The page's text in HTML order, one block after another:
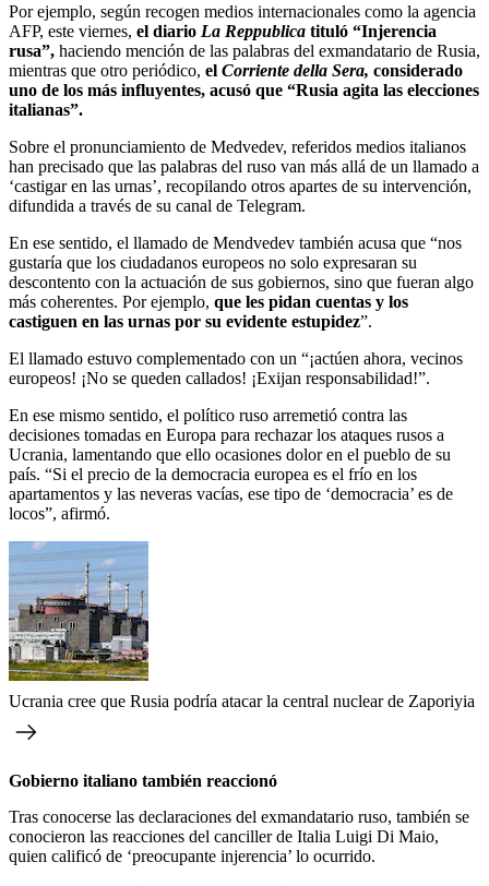
Por ejemplo, según recogen medios internacionales como la agencia
AFP, este viernes, el diario La Reppublica tituló “Injerencia
rusa”, haciendo mención de las palabras del exmandatario de Rusia,
mientras que otro periódico, el Corriente della Sera, considerado
uno de los más influyentes, acusó que “Rusia agita las elecciones
italianas”.
Sobre el pronunciamiento de Medvedev, referidos medios italianos
han precisado que las palabras del ruso van más allá de un llamado a
‘castigar en las urnas’, recopilando otros apartes de su intervención,
difundida a través de su canal de Telegram.
En ese sentido, el llamado de Mendvedev también acusa que “nos
gustaría que los ciudadanos europeos no solo expresaran su
descontento con la actuación de sus gobiernos, sino que fueran algo
más coherentes. Por ejemplo, que les pidan cuentas y los
castiguen en las urnas por su evidente estupidez”.
El llamado estuvo complementado con un “¡actúen ahora, vecinos
europeos! ¡No se queden callados! ¡Exijan responsabilidad!”.
En ese mismo sentido, el político ruso arremetió contra las
decisiones tomadas en Europa para rechazar los ataques rusos a
Ucrania, lamentando que ello ocasiones dolor en el pueblo de su
país. “Si el precio de la democracia europea es el frío en los
apartamentos y las neveras vacías, ese tipo de ‘democracia’ es de
locos”, afirmó.
Ucrania cree que Rusia podría atacar la central nuclear de Zaporiyia
Gobierno italiano también reaccionó
Tras conocerse las declaraciones del exmandatario ruso, también se
conocieron las reacciones del canciller de Italia Luigi Di Maio,
quien calificó de ‘preocupante injerencia’ lo ocurrido.